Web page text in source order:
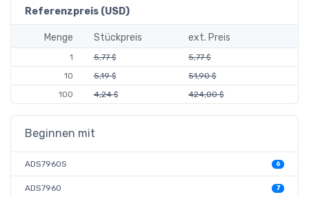
Referenzpreis (USD)
Menge Stückpreis ext. Preis
1 5,77 $
5,77 $
10
5,19 $
51,90 $
100
4,24 $ 424,00 $
Beginnen mit
ADS7960S 6
ADS7960 7